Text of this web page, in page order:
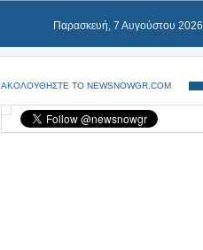
Παρασκευή, 7 Αυγούστου 2026
ΑΚΟΛΟΥΘΗΣΤΕ ΤΟ NEWSNOWGR.COM